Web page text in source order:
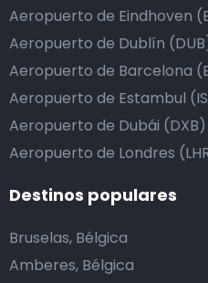
Aeropuerto de Eindhoven
Aeropuerto de Dublín
Aeropuerto de Barcelona
Aeropuerto de Estambul
Aeropuerto de Dubái (DXB)
Aeropuerto de Londres
Destinos populares
Bruselas, Bélgica
Amberes, Bélgica